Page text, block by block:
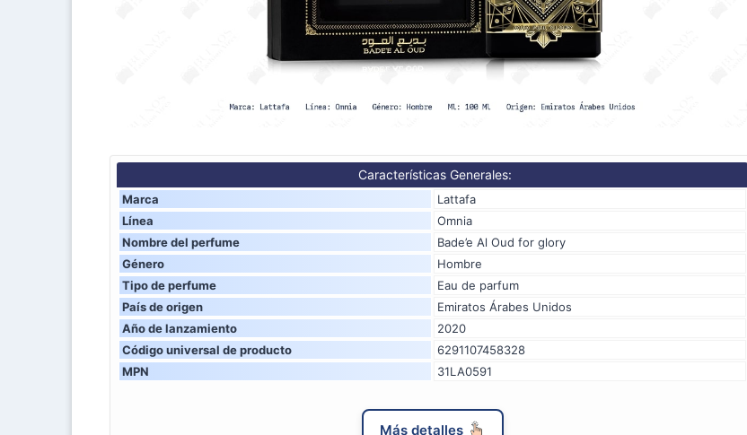
Características Generales:
Marca
Lattafa
Línea
Omnia
Nombre del perfume
Bade’e Al Oud for glory
Género
Hombre
Tipo de perfume
Eau de parfum
País de origen
Emiratos Árabes Unidos
Año de lanzamiento
2020
Código universal de producto
6291107458328
MPN
31LA0591
Más detalles